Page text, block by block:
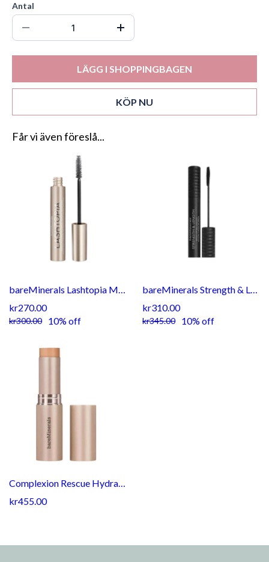
Antal
LÄGG I SHOPPINGBAGEN
KÖP NU
Får vi även föreslå...
kr270.00
kr300.00 10% off
kr310.00
kr345.00 10% off
Complexion Rescue Hydrating Foundation Stick SPF 25 Shade Tan 07
kr455.00